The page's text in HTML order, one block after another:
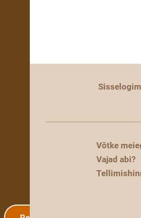
Võtke
Vajad abi?